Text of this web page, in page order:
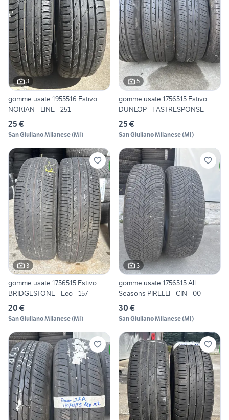
3
gomme usate 1955516 Estivo
NOKIAN - LINE - 251
25 €
San Giuliano Milanese(MI)
5
gomme usate 1756515 Estivo
DUNLOP - FASTRESPONSE -
25 €
San Giuliano Milanese(MI)
3
gomme usate 1756515 Estivo
BRIDGESTONE - Eco - 157
20 €
San Giuliano Milanese(MI)
3
gomme usate 1756515 All
Seasons PIRELLI - CIN - 00
30 €
San Giuliano Milanese(MI)